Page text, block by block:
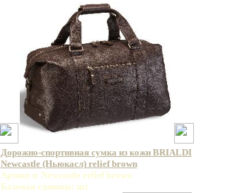
Дорожно-спортивная сумка из кожи BRIALDI
Newcastle (Ньюкасл) relief brown
Артикул: Newcastle relief brown
Базовая единица: шт